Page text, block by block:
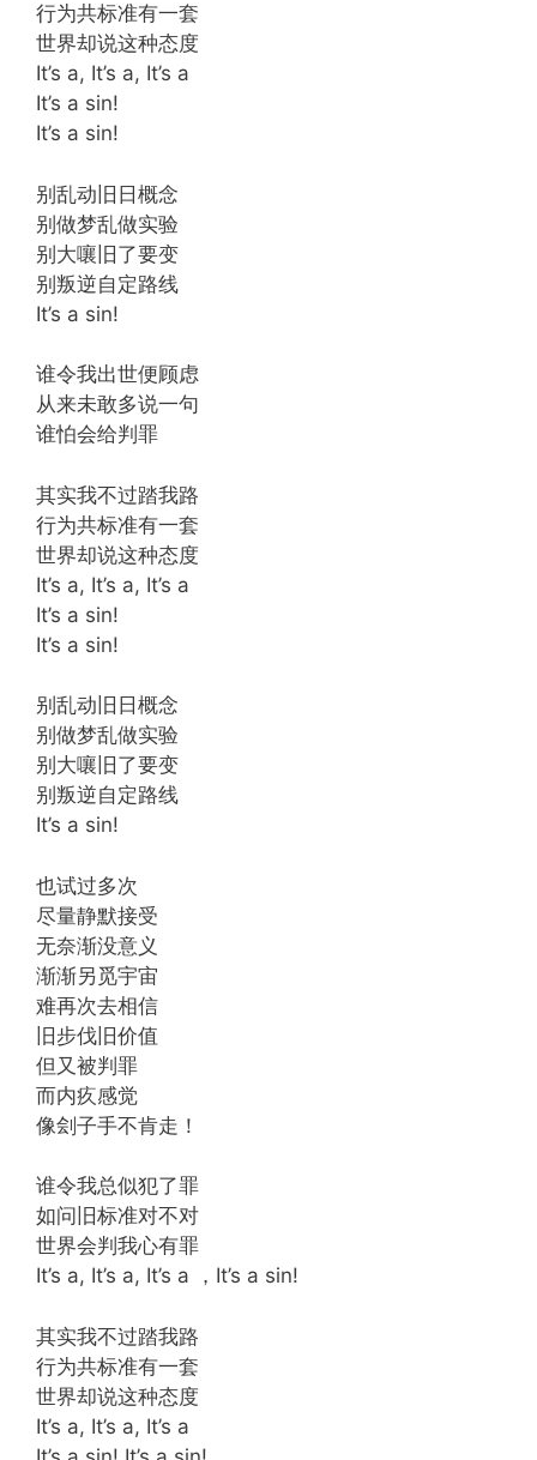
行为共标准有一套
世界却说这种态度
It’s a, It’s a, It’s a
It’s a sin!
It’s a sin!
别乱动旧日概念
别做梦乱做实验
别大嚷旧了要变
别叛逆自定路线
It’s a sin!
谁令我出世便顾虑
从来未敢多说一句
谁怕会给判罪
其实我不过踏我路
行为共标准有一套
世界却说这种态度
It’s a, It’s a, It’s a
It’s a sin!
It’s a sin!
别乱动旧日概念
别做梦乱做实验
别大嚷旧了要变
别叛逆自定路线
It’s a sin!
也试过多次
尽量静默接受
无奈渐没意义
渐渐另觅宇宙
难再次去相信
旧步伐旧价值
但又被判罪
而内疚感觉
像刽子手不肯走！
谁令我总似犯了罪
如问旧标准对不对
世界会判我心有罪
It’s a, It’s a, It’s a ，It’s a sin!
其实我不过踏我路
行为共标准有一套
世界却说这种态度
It’s a, It’s a, It’s a